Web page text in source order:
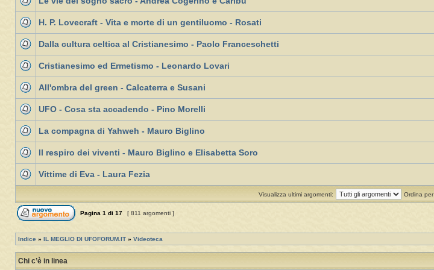
H. P. Lovecraft - Vita e morte di un gentiluomo - Rosati
Dalla cultura celtica al Cristianesimo - Paolo Franceschetti
Cristianesimo ed Ermetismo - Leonardo Lovari
All'ombra del green - Calcaterra e Susani
UFO - Cosa sta accadendo - Pino Morelli
La compagna di Yahweh - Mauro Biglino
Il respiro dei viventi - Mauro Biglino e Elisabetta Soro
Vittime di Eva - Laura Fezia
Visualizza ultimi argomenti: Ordina per
Pagina 1 di 17 [ 811 argomenti ]
Indice » IL MEGLIO DI UFOFORUM.IT » Videoteca
Chi c’è in linea